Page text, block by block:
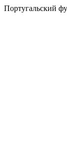
Португальский